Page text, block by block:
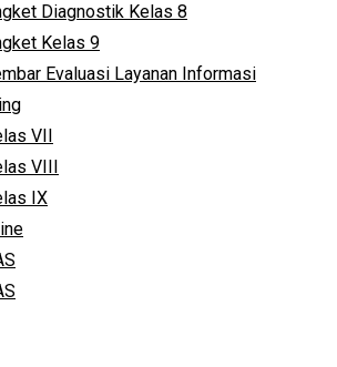
Diagnostik Kelas 8
Kelas 9
Evaluasi Layanan Informasi
VII
VIII
IX